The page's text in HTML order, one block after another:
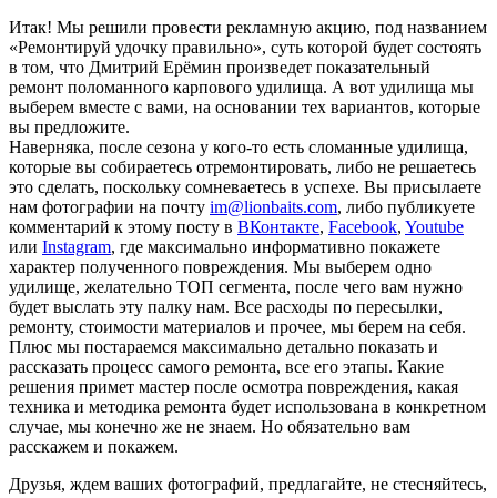
Итак! Мы решили провести рекламную акцию, под названием
«Ремонтируй удочку правильно», суть которой будет состоять
в том, что Дмитрий Ерёмин произведет показательный
ремонт поломанного карпового удилища. А вот удилища мы
выберем вместе с вами, на основании тех вариантов, которые
вы предложите.
Наверняка, после сезона у кого-то есть сломанные удилища,
которые вы собираетесь отремонтировать, либо не решаетесь
это сделать, поскольку сомневаетесь в успехе. Вы присылаете
нам фотографии на почту im@lionbaits.com, либо публикуете
комментарий к этому посту в ВКонтакте, Facebook, Youtube
или Instagram, где максимально информативно покажете
характер полученного повреждения. Мы выберем одно
удилище, желательно ТОП сегмента, после чего вам нужно
будет выслать эту палку нам. Все расходы по пересылки,
ремонту, стоимости материалов и прочее, мы берем на себя.
Плюс мы постараемся максимально детально показать и
рассказать процесс самого ремонта, все его этапы. Какие
решения примет мастер после осмотра повреждения, какая
техника и методика ремонта будет использована в конкретном
случае, мы конечно же не знаем. Но обязательно вам
расскажем и покажем.
Друзья, ждем ваших фотографий, предлагайте, не стесняйтесь,